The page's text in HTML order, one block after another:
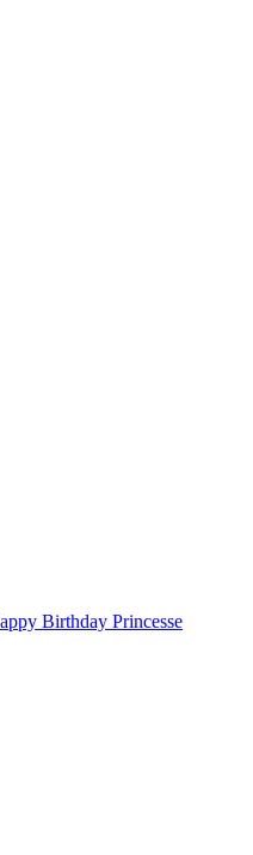
Birthday Princesse